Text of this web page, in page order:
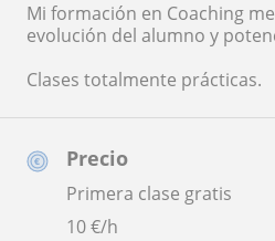
Precio
Primera clase gratis
10€/h
Mi formación en Coaching
evolución del alumno y
Clases totalmente prácticas.